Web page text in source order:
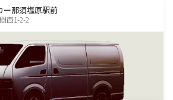
ー那須塩原駅前
西1-2-2